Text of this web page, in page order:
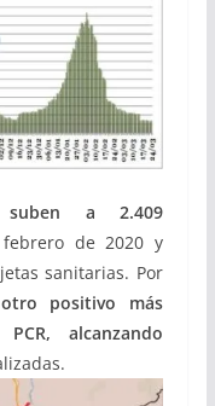
suben a 2.409
de 2020 y
sanitarias. Por
positivo más
alcanzando